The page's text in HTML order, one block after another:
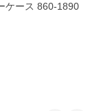
ケース 860-1890